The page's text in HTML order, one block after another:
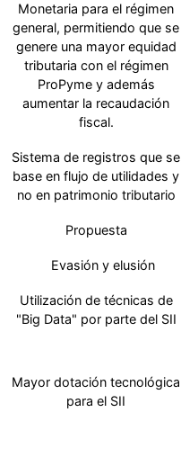
Monetaria para el régimen
general, permitiendo que se
genere una mayor equidad
tributaria con el régimen
ProPyme y además
aumentar la recaudación
fiscal.
Sistema de registros que se
base en flujo de utilidades y
no en patrimonio tributario
Propuesta
Evasión y elusión
Utilización de técnicas de
"Big Data" por parte del SII
Mayor dotación tecnológica
para el SII